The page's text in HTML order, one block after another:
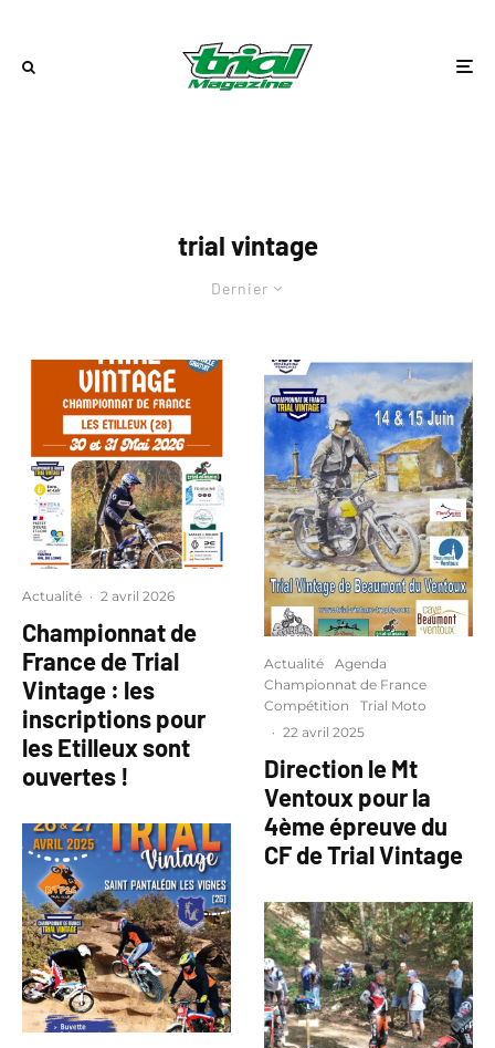
trial vintage
Dernier
Actualité · 2 avril 2026
Championnat de
France de Trial
Vintage : les
inscriptions pour
les Etilleux sont
ouvertes !
Actualité
Agenda
Championnat de France
Compétition
Trial Moto
· 22 avril 2025
Direction le Mt
Ventoux pour la
4ème épreuve du
CF de Trial Vintage